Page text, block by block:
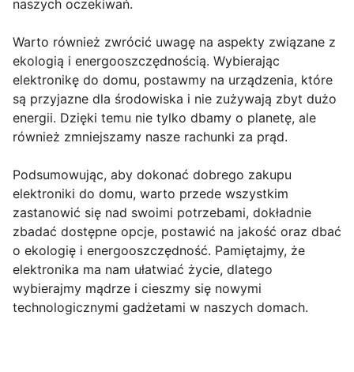
naszych oczekiwań.
Warto również zwrócić uwagę na aspekty związane z
ekologią i energooszczędnością. Wybierając
elektronikę do domu, postawmy na urządzenia, które
są przyjazne dla środowiska i nie zużywają zbyt dużo
energii. Dzięki temu nie tylko dbamy o planetę, ale
również zmniejszamy nasze rachunki za prąd.
Podsumowując, aby dokonać dobrego zakupu
elektroniki do domu, warto przede wszystkim
zastanowić się nad swoimi potrzebami, dokładnie
zbadać dostępne opcje, postawić na jakość oraz dbać
o ekologię i energooszczędność. Pamiętajmy, że
elektronika ma nam ułatwiać życie, dlatego
wybierajmy mądrze i cieszmy się nowymi
technologicznymi gadżetami w naszych domach.